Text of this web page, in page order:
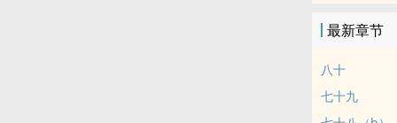
最新章节
八十
七十九